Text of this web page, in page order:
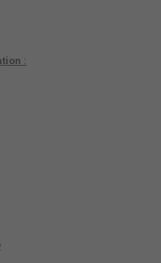
: